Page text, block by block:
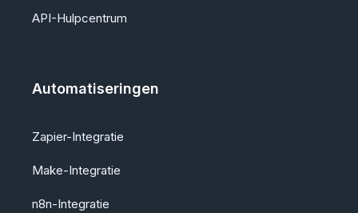
API-Hulpcentrum
Automatiseringen
Zapier-Integratie
Make-Integratie
n8n-Integratie